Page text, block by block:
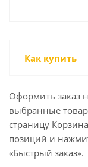
Как купить
Оформить заказ
выбранные
страницу
позиций и
«Быстрый заказ».